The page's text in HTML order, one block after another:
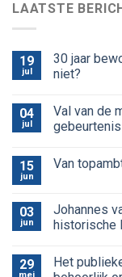
LAATSTE
19
jul
30 jaar
niet?
04
jul
Val van de
15
jun
Van
03
jun
Johannes
historische
29
mei
Het